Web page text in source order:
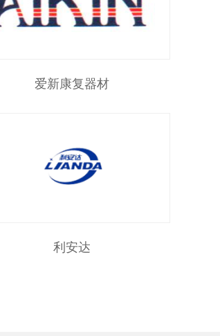
爱新康复器材
利安达